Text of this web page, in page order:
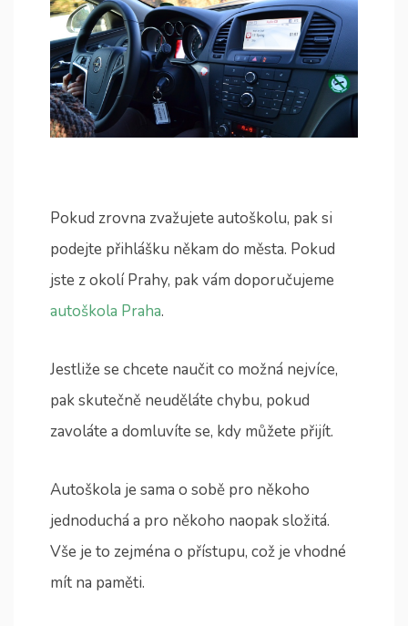
Pokud zrovna zvažujete autoškolu, pak si
podejte přihlášku někam do města. Pokud
jste z okolí Prahy, pak vám doporučujeme
autoškola Praha.
Jestliže se chcete naučit co možná nejvíce,
pak skutečně neuděláte chybu, pokud
zavoláte a domluvíte se, kdy můžete přijít.
Autoškola je sama o sobě pro někoho
jednoduchá a pro někoho naopak složitá.
Vše je to zejména o přístupu, což je vhodné
mít na paměti.